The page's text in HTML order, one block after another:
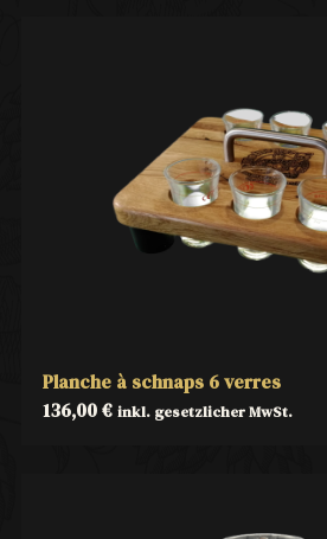
Planche à schnaps 6 verres
136,00€ inkl. gesetzlicher MwSt.